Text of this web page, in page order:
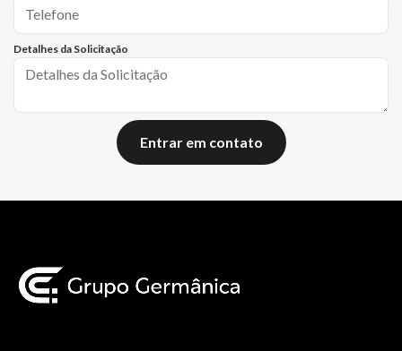
Detalhes da Solicitação
Entrar em contato